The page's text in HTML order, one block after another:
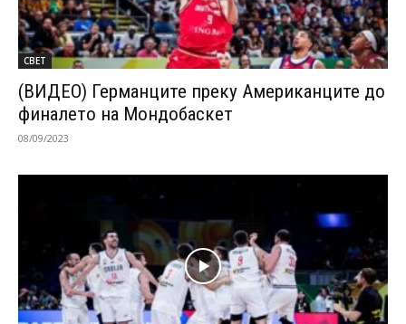
СВЕТ
(ВИДЕО) Германците преку Американците до
финалето на Мондобаскет
08/09/2023